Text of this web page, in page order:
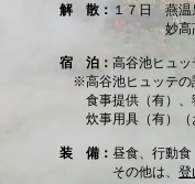
解 散： １７日 燕温
妙高高原駅
宿 泊： 高谷池ヒュッ
※高谷池ヒュッテの
食事提供（有）、
炊事用具（有）（
装 備： 昼食、行動食
その他は、 登